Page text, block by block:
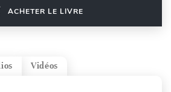
ACHETER LE LIVRE
Vidéos